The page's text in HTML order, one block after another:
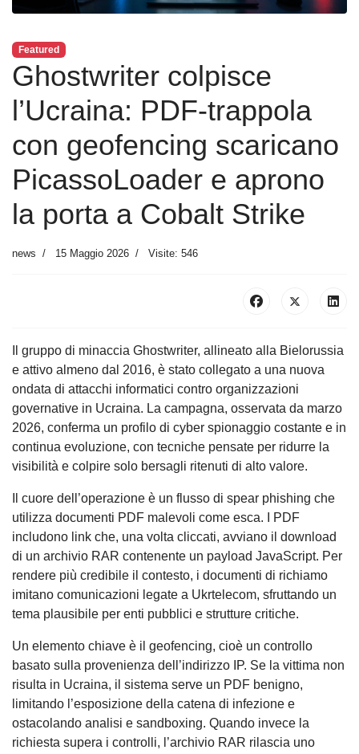
Featured
Ghostwriter colpisce
l’Ucraina: PDF-trappola
con geofencing scaricano
PicassoLoader e aprono
la porta a Cobalt Strike
news 15 Maggio 2026 Visite: 546
Il gruppo di minaccia Ghostwriter, allineato alla Bielorussia
e attivo almeno dal 2016, è stato collegato a una nuova
ondata di attacchi informatici contro organizzazioni
governative in Ucraina. La campagna, osservata da marzo
2026, conferma un profilo di cyber spionaggio costante e in
continua evoluzione, con tecniche pensate per ridurre la
visibilità e colpire solo bersagli ritenuti di alto valore.
Il cuore dell’operazione è un flusso di spear phishing che
utilizza documenti PDF malevoli come esca. I PDF
includono link che, una volta cliccati, avviano il download
di un archivio RAR contenente un payload JavaScript. Per
rendere più credibile il contesto, i documenti di richiamo
imitano comunicazioni legate a Ukrtelecom, sfruttando un
tema plausibile per enti pubblici e strutture critiche.
Un elemento chiave è il geofencing, cioè un controllo
basato sulla provenienza dell’indirizzo IP. Se la vittima non
risulta in Ucraina, il sistema serve un PDF benigno,
limitando l’esposizione della catena di infezione e
ostacolando analisi e sandboxing. Quando invece la
richiesta supera i controlli, l’archivio RAR rilascia uno